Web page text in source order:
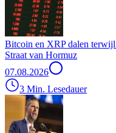
Bitcoin en XRP dalen
Straat van Hormuz
07.08.2026
3 Min. Lesedauer